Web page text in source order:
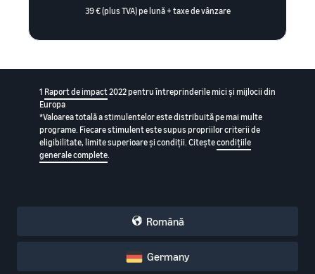
39 € (plus TVA) pe lună + taxe de vânzare
1 Raport de impact2022 pentru întreprinderile mici și mijlocii din
Europa
*Valoarea totală a stimulentelor este distribuită pe mai multe
programe. Fiecare stimulent este supus propriilor criterii de
eligibilitate, limite superioare și condiții. Citeștecondițiile
generale complete
Română
Germany